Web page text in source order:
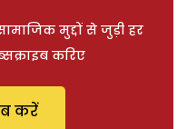
मुद्दों से जुड़ी हर
करिए
करें